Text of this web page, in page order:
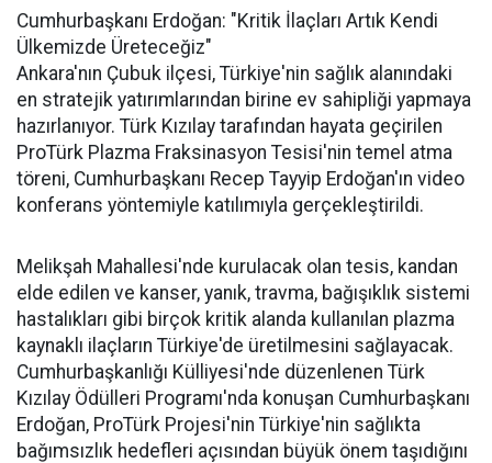
Cumhurbaşkanı Erdoğan: "Kritik İlaçları Artık Kendi
Ülkemizde Üreteceğiz"
Ankara'nın Çubuk ilçesi, Türkiye'nin sağlık alanındaki
en stratejik yatırımlarından birine ev sahipliği yapmaya
hazırlanıyor. Türk Kızılay tarafından hayata geçirilen
ProTürk Plazma Fraksinasyon Tesisi'nin temel atma
töreni, Cumhurbaşkanı Recep Tayyip Erdoğan'ın video
konferans yöntemiyle katılımıyla gerçekleştirildi.
Melikşah Mahallesi'nde kurulacak olan tesis, kandan
elde edilen ve kanser, yanık, travma, bağışıklık sistemi
hastalıkları gibi birçok kritik alanda kullanılan plazma
kaynaklı ilaçların Türkiye'de üretilmesini sağlayacak.
Cumhurbaşkanlığı Külliyesi'nde düzenlenen Türk
Kızılay Ödülleri Programı'nda konuşan Cumhurbaşkanı
Erdoğan, ProTürk Projesi'nin Türkiye'nin sağlıkta
bağımsızlık hedefleri açısından büyük önem taşıdığını